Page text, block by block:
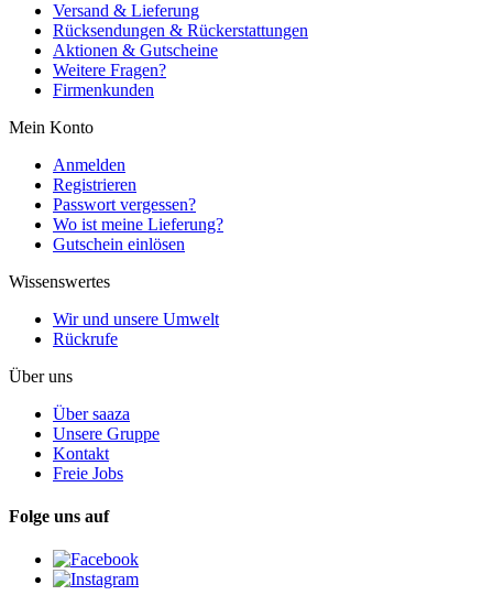
Versand & Lieferung
Rücksendungen & Rückerstattungen
Aktionen & Gutscheine
Weitere Fragen?
Firmenkunden
Mein Konto
Anmelden
Registrieren
Passwort vergessen?
Wo ist meine Lieferung?
Gutschein einlösen
Wissenswertes
Wir und unsere Umwelt
Rückrufe
Über uns
Über saaza
Unsere Gruppe
Kontakt
Freie Jobs
Folge uns auf